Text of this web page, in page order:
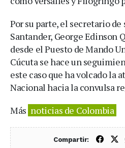
Por su parte, el secretario
Santander, George Edinson
desde el Puesto de Mando
Cúcuta se hace un
este caso que ha volcado la
Nacional hacia la convulsa
Más noticias de Colombia
Compartir: